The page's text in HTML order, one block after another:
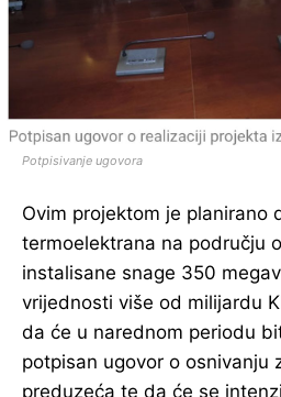
Potpisivanje ugovora
Ovim projektom je planirano
termoelektrana na području
instalisane snage 350
vrijednosti više od milijardu
da će u narednom periodu
potpisan ugovor o osnivanju
preduzeća te da će se